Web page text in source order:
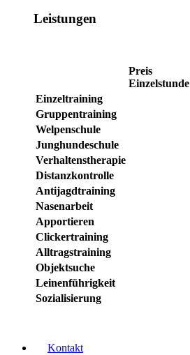
Leistungen
Preis
Einzelstunde
Einzeltraining
Gruppentraining
Welpenschule
Junghundeschule
Verhaltenstherapie
Distanzkontrolle
Antijagdtraining
Nasenarbeit
Apportieren
Clickertraining
Alltragstraining
Objektsuche
Leinenführigkeit
Sozialisierung
Kontakt